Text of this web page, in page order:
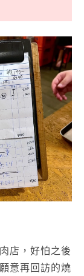
店，好怕之後
意再回訪的燒